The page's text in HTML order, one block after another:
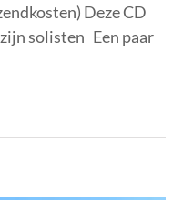
Deze CD
solisten Een paar